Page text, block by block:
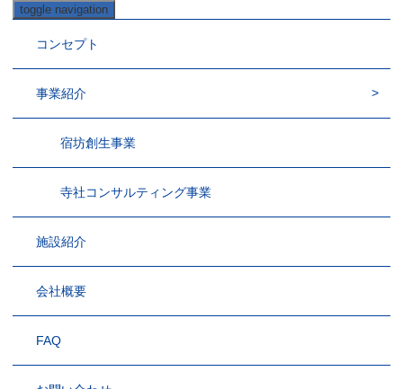
toggle navigation
コンセプト
事業紹介
宿坊創生事業
寺社コンサルティング事業
施設紹介
会社概要
FAQ